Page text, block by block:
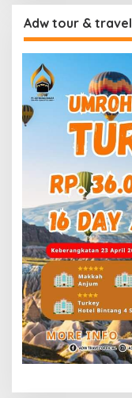
Adw tour & travel